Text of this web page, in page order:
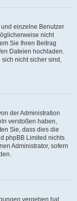
einzelne Benutzer
nicht
Sie Ihren Beitrag
Dateien hochladen.
nicht sicher sind,
der Administration
verstoßen haben,
Sie, dass dies die
phpBB Limited nichts
Administrator, sofern
vergeben hat,